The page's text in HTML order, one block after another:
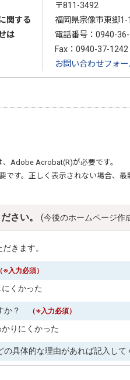
関する
は
〒811-3492
福岡県宗像市東郷1-
電話番号： 0940-
Fax：0940-37-1242
お問い合わせフォー
Adobe Acrobat(R)が必要です。
です。正しく表示されない場合、最